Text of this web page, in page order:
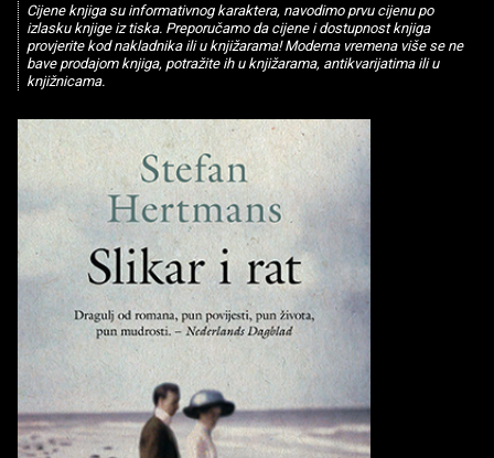
Cijene knjiga su informativnog karaktera, navodimo prvu cijenu po
izlasku knjige iz tiska. Preporučamo da cijene i dostupnost knjiga
provjerite kod nakladnika ili u knjižarama! Moderna vremena više se ne
bave prodajom knjiga, potražite ih u knjižarama, antikvarijatima ili u
knjižnicama.